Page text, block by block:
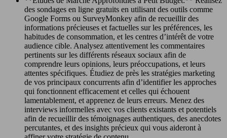
des sondages en ligne gratuits en utilisant des outils comme
Google Forms ou SurveyMonkey afin de recueillir des
informations précieuses et factuelles sur les préférences, les
habitudes de consommation, et les centres d’intérêt de votre
audience cible. Analysez attentivement les commentaires
pertinents sur les différents réseaux sociaux afin de
comprendre leurs opinions, leurs préoccupations, et leurs
attentes spécifiques. Étudiez de près les stratégies marketing
de vos principaux concurrents afin d’identifier les approches
qui fonctionnent efficacement et celles qui échouent
lamentablement, et apprenez de leurs erreurs. Menez des
interviews informelles avec vos clients existants et potentiels
afin de recueillir des témoignages authentiques, des anecdotes
percutantes, et des insights précieux qui vous aideront à